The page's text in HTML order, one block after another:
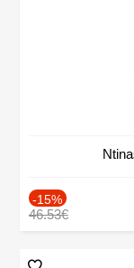
-15%
46.53€